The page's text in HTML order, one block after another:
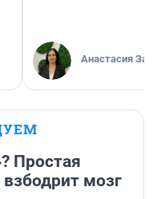
Анастасия
Простая
мозг